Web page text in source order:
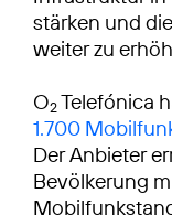
stärken und
weiter zu
O2Telefónica
1.700
Der Anbieter
Bevölkerung